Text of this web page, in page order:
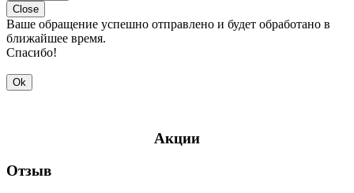
Close
Ваше обращение успешно отправлено и будет обработано в
ближайшее время.
Спасибо!
Ok
Акции
Отзыв